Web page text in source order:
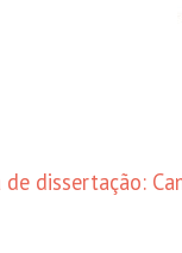
de dissertação: